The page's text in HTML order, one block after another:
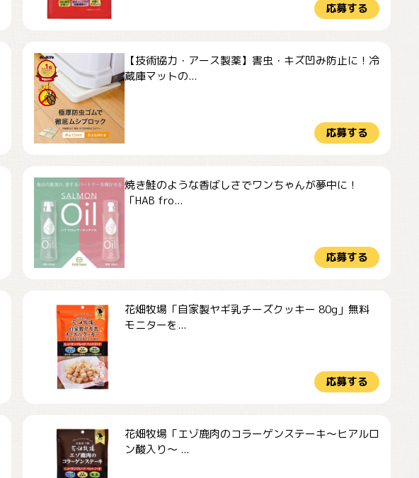
応募する
【技術協力・アース製薬】害虫・キズ凹み防止に！冷
蔵庫マットの...
応募する
焼き鮭のような香ばしさでワンちゃんが夢中に！
「HAB fro...
応募する
花畑牧場「自家製ヤギ乳チーズクッキー 80g」無料
モニターを...
応募する
花畑牧場「エゾ鹿肉のコラーゲンステーキ～ヒアルロ
ン酸入り～ ...